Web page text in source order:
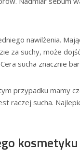
nawilżenia.
za suchy, może
sucha znacznie
przypadku mamy
raczej sucha.
kosmetyku